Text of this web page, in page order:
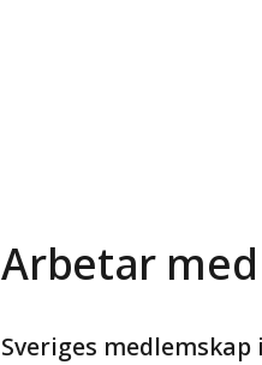
Arbetar
Sveriges